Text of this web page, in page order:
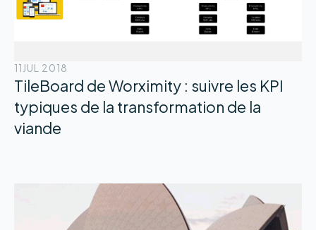
11 JUL 2018
TileBoard de Worximity : suivre les KPI
typiques de la transformation de la
viande